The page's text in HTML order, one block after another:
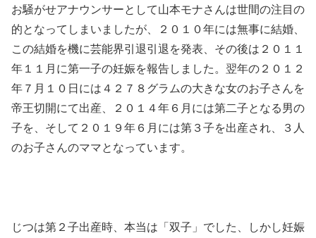
お騒がせアナウンサーとして山本モナさんは世間の注目の
的となってしまいましたが、２０１０年には無事に結婚、
この結婚を機に芸能界引退引退を発表、その後は２０１１
年１１月に第一子の妊娠を報告しました。翌年の２０１２
年７月１０日には４２７８グラムの大きな女のお子さんを
帝王切開にて出産、２０１４年６月には第二子となる男の
子を、そして２０１９年６月には第３子を出産され、３人
のお子さんのママとなっています。
じつは第２子出産時、本当は「双子」でした、しかし妊娠